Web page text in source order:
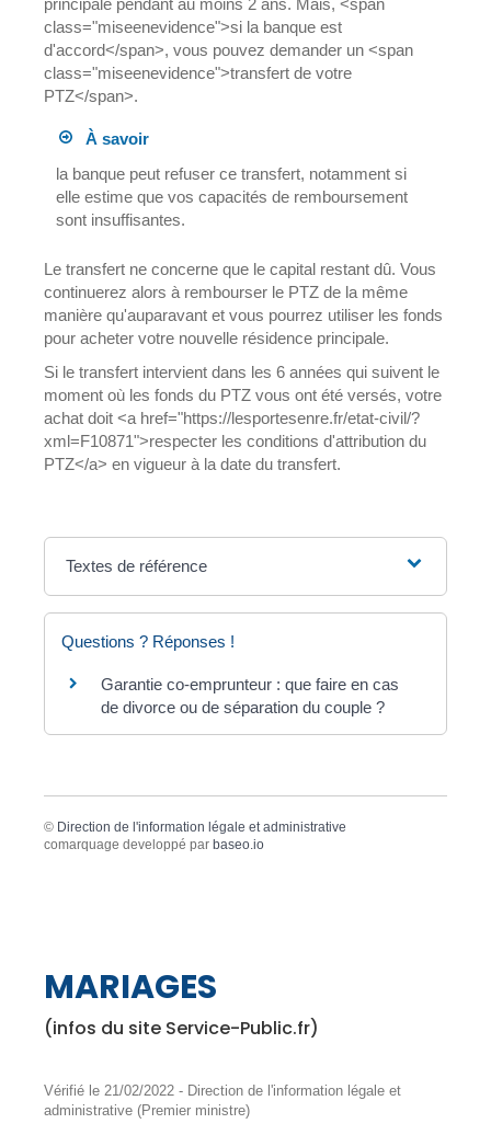
class="miseenevidence">si la banque est
d'accord</span>, vous pouvez demander un <span
class="miseenevidence">transfert de votre
PTZ</span>.
À savoir
la banque peut refuser ce transfert, notamment si
elle estime que vos capacités de remboursement
sont insuffisantes.
Le transfert ne concerne que le capital restant dû. Vous
continuerez alors à rembourser le PTZ de la même
manière qu'auparavant et vous pourrez utiliser les fonds
pour acheter votre nouvelle résidence principale.
Si le transfert intervient dans les 6 années qui suivent le
moment où les fonds du PTZ vous ont été versés, votre
achat doit <a href="https://lesportesenre.fr/etat-civil/?
xml=F10871">respecter les conditions d'attribution du
PTZ</a> en vigueur à la date du transfert.
Textes de référence
Questions ? Réponses !
Garantie co-emprunteur : que faire en cas
de divorce ou de séparation du couple ?
© Direction de l'information légale et administrative
comarquage developpé par baseo.io
MARIAGES
(infos du site Service-Public.fr)
Vérifié le 21/02/2022 - Direction de l'information légale et
administrative (Premier ministre)